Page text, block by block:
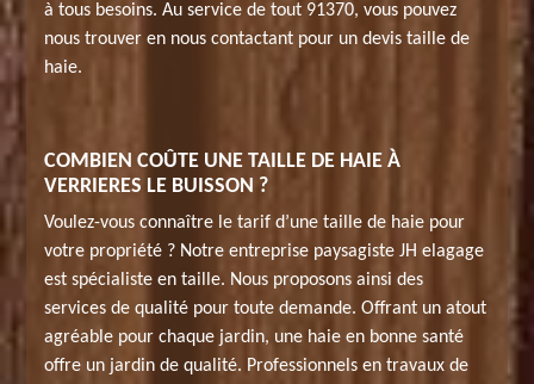
à tous besoins. Au service de tout 91370, vous pouvez
nous trouver en nous contactant pour un devis taille de
haie.
COMBIEN COÛTE UNE TAILLE DE HAIE À
VERRIERES LE BUISSON ?
Voulez-vous connaître le tarif d’une taille de haie pour
votre propriété ? Notre entreprise paysagiste JH elagage
est spécialiste en taille. Nous proposons ainsi des
services de qualité pour toute demande. Offrant un atout
agréable pour chaque jardin, une haie en bonne santé
offre un jardin de qualité. Professionnels en travaux de